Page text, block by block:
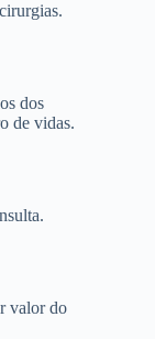
dos
de vidas.
valor do